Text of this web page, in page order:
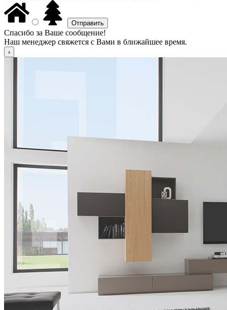
Спасибо за Ваше сообщение!
Наш менеджер свяжется с Вами в ближайшее время.